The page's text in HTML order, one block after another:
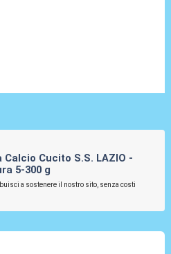
Cucito S.S. LAZIO -
5-300 g
a sostenere il nostro sito, senza costi